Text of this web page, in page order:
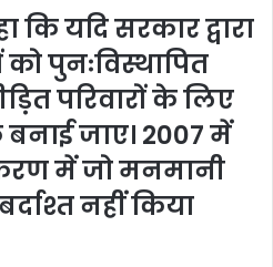
यदि सरकार द्वारा
को पुनःविस्थापित
परिवारों के लिए
बनाई जाए। 2007 में
में जो मनमानी
नहीं किया